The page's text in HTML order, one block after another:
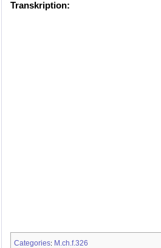
Transkription:
Categories: M.ch.f.326